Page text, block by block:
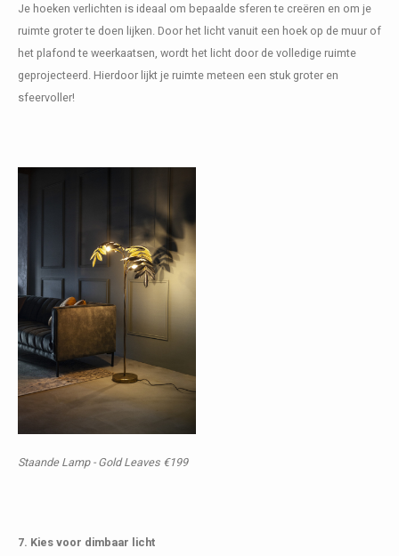
Je hoeken verlichten is ideaal om bepaalde sferen te creëren en om je
ruimte groter te doen lijken. Door het licht vanuit een hoek op de muur of
het plafond te weerkaatsen, wordt het licht door de volledige ruimte
geprojecteerd. Hierdoor lijkt je ruimte meteen een stuk groter en
sfeervoller!
Staande Lamp - Gold Leaves €199
7. Kies voor dimbaar licht